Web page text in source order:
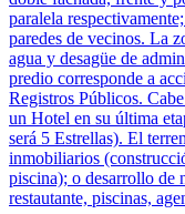
paralela
paredes de vecinos. La
agua y desagüe de
predio corresponde a
Registros Públicos.
un Hotel en su última
será 5 Estrellas). El
inmobiliarios
piscina); o desarrollo de
restautante, piscinas,